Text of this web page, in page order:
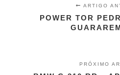
ARTIGO
POWER TOR
PRÓXIMO